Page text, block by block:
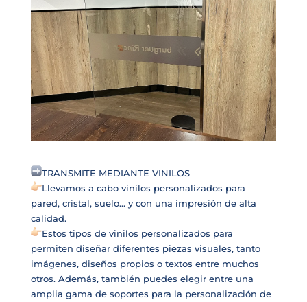
TRANSMITE MEDIANTE VINILOS
Llevamos a cabo vinilos personalizados para
pared, cristal, suelo… y con una impresión de alta
calidad.
Estos tipos de vinilos personalizados para
permiten diseñar diferentes piezas visuales, tanto
imágenes, diseños propios o textos entre muchos
otros. Además, también puedes elegir entre una
amplia gama de soportes para la personalización de